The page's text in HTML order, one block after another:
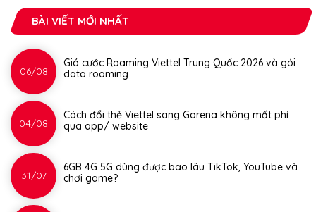
BÀI VIẾT MỚI NHẤT
06/08
Giá cước Roaming Viettel Trung Quốc 2026 và gói
data roaming
04/08
Cách đổi thẻ Viettel sang Garena không mất phí
qua app/ website
31/07
6GB 4G 5G dùng được bao lâu TikTok, YouTube và
chơi game?